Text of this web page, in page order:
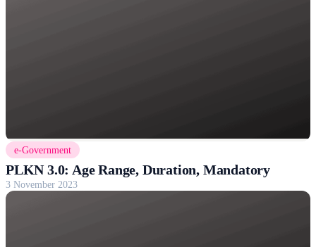
e-Government
PLKN 3.0: Age Range, Duration, Mandatory
3 November 2023